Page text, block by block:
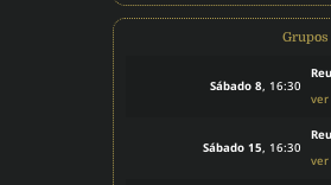
Grupos
Sábado 8 , 16:30
Sábado 15 , 16:30